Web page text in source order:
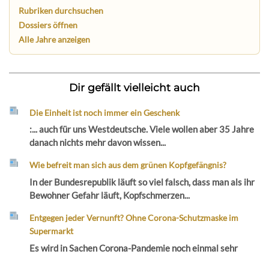
Rubriken durchsuchen
Dossiers öffnen
Alle Jahre anzeigen
Dir gefällt vielleicht auch
Die Einheit ist noch immer ein Geschenk
:... auch für uns Westdeutsche. Viele wollen aber 35 Jahre
danach nichts mehr davon wissen...
Wie befreit man sich aus dem grünen Kopfgefängnis?
In der Bundesrepublik läuft so viel falsch, dass man als ihr
Bewohner Gefahr läuft, Kopfschmerzen...
Entgegen jeder Vernunft? Ohne Corona-Schutzmaske im
Supermarkt
Es wird in Sachen Corona-Pandemie noch einmal sehr